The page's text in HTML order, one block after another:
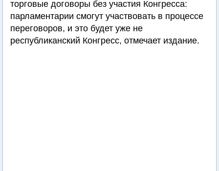
торговые договоры без участия Конгресса:
парламентарии смогут участвовать в процессе
переговоров, и это будет уже не
республиканский Конгресс, отмечает издание.